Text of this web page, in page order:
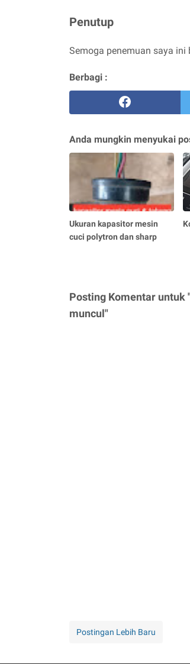
Penutup
Semoga penemuan saya
Berbagi :
Anda mungkin menyukai
Ukuran kapasitor mesin
cuci polytron dan sharp
Posting Komentar untuk
muncul"
Postingan Lebih Baru